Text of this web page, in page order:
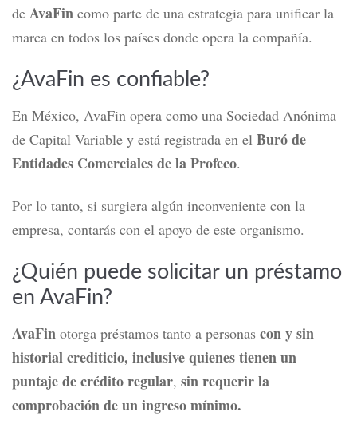
de AvaFin como parte de una estrategia para unificar la
marca en todos los países donde opera la compañía.
¿AvaFin es confiable?
En México, AvaFin opera como una Sociedad Anónima
de Capital Variable y está registrada en el Buró de
Entidades Comerciales de la Profeco.
Por lo tanto, si surgiera algún inconveniente con la
empresa, contarás con el apoyo de este organismo.
¿Quién puede solicitar un préstamo
en AvaFin?
AvaFin otorga préstamos tanto a personas con y sin
historial crediticio, inclusive quienes tienen un
puntaje de crédito regular, sin requerir la
comprobación de un ingreso mínimo.